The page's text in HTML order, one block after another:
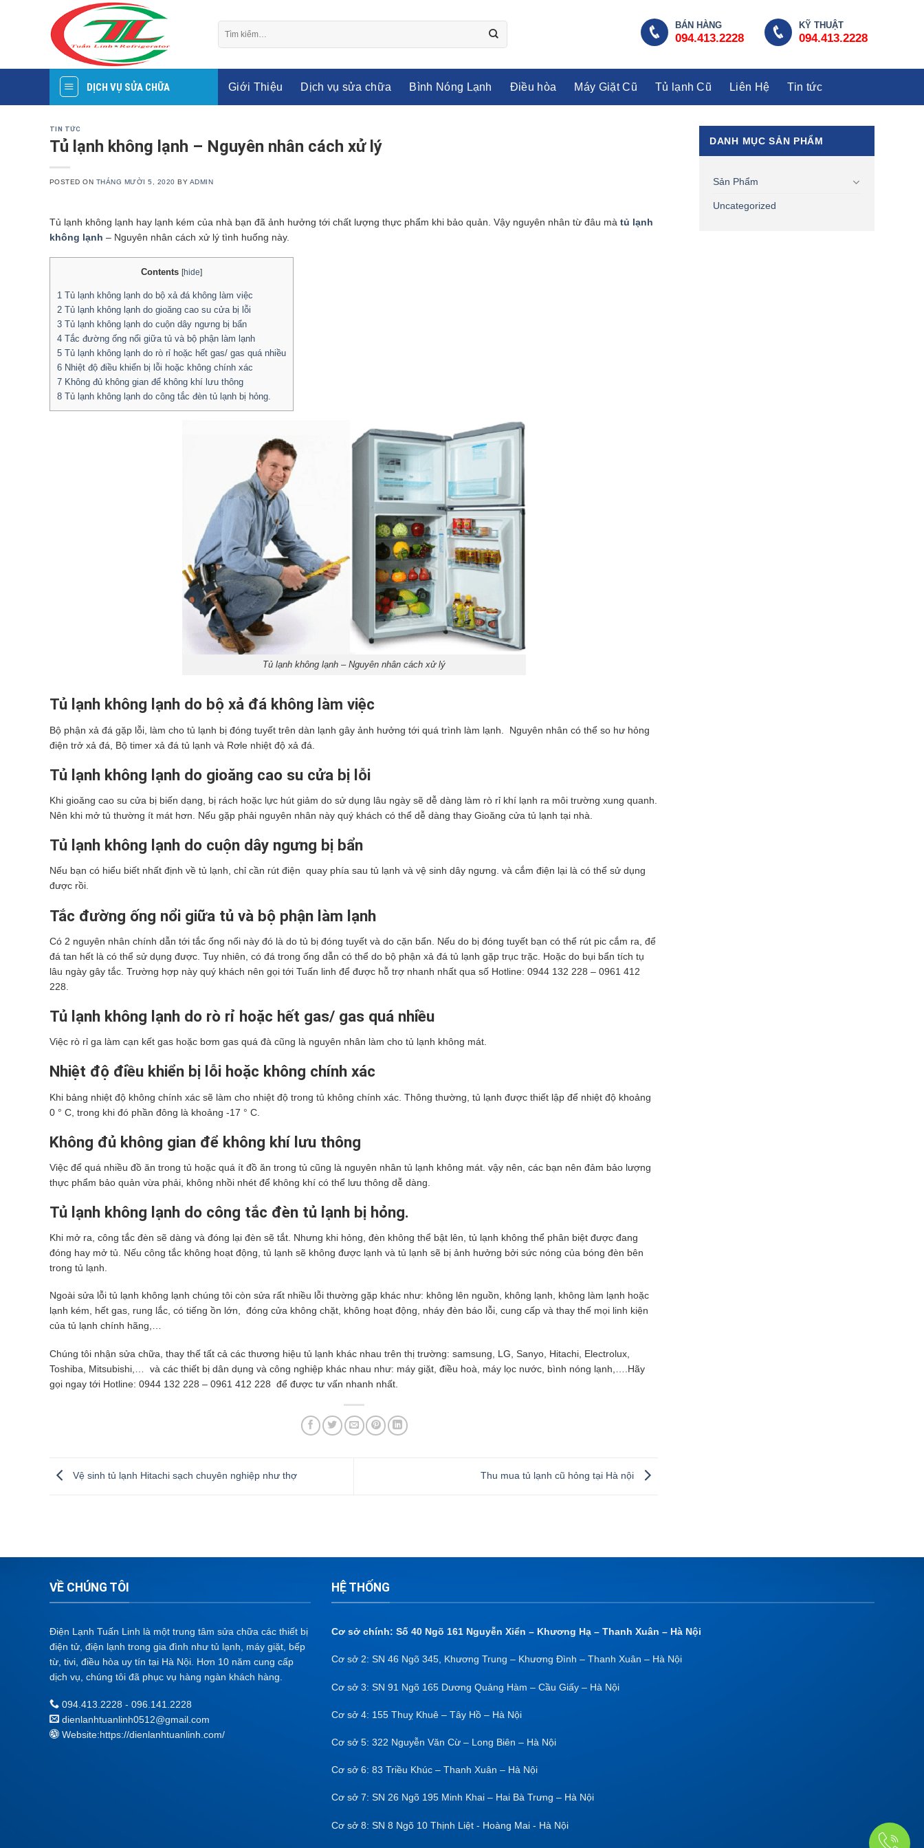
kiếm:
BÁN HÀNG
094.413.2228
KỸ THUẬT
094.413.2228
DỊCH VỤ SỬA CHỮA Giới Thiệu Dịch vụ sửa chữa Bình Nóng Lạnh Điều hòa Máy Giặt Cũ Tủ lạnh Cũ Liên Hệ Tin tức
TIN TỨC
Tủ lạnh không lạnh – Nguyên nhân cách xử lý
POSTED ON THÁNG MƯỜI 5, 2020 BY ADMIN
Tủ lạnh không lạnh hay lạnh kém của nhà bạn đã ảnh hưởng tới chất lượng thực phẩm khi bảo quản. Vậy nguyên nhân từ đâu mà tủ lạnh
không lạnh – Nguyên nhân cách xử lý tình huống này.
Contents [hide]
1 Tủ lạnh không lạnh do bộ xả đá không làm việc
2 Tủ lạnh không lạnh do gioăng cao su cửa bị lỗi
3 Tủ lạnh không lạnh do cuộn dây ngưng bị bẩn
4 Tắc đường ống nổi giữa tủ và bộ phận làm lạnh
5 Tủ lạnh không lạnh do rò rỉ hoặc hết gas/ gas quá nhiều
6 Nhiệt độ điều khiển bị lỗi hoặc không chính xác
7 Không đủ không gian để không khí lưu thông
8 Tủ lạnh không lạnh do công tắc đèn tủ lạnh bị hỏng.
Tủ lạnh không lạnh – Nguyên nhân cách xử lý
Tủ lạnh không lạnh do bộ xả đá không làm việc
Bộ phận xả đá gặp lỗi, làm cho tủ lạnh bị đóng tuyết trên dàn lạnh gây ảnh hưởng tới quá trình làm lạnh. Nguyên nhân có thể so hư hỏng
điện trở xả đá, Bộ timer xả đá tủ lạnh và Rơle nhiệt độ xả đá.
Tủ lạnh không lạnh do gioăng cao su cửa bị lỗi
Khi gioăng cao su cửa bị biến dạng, bị rách hoặc lực hút giảm do sử dụng lâu ngày sẽ dễ dàng làm rò rỉ khí lạnh ra môi trường xung quanh.
Nên khi mở tủ thường ít mát hơn. Nếu gặp phải nguyên nhân này quý khách có thể dễ dàng thay Gioăng cửa tủ lạnh tại nhà.
Tủ lạnh không lạnh do cuộn dây ngưng bị bẩn
Nếu bạn có hiểu biết nhất định về tủ lạnh, chỉ cần rút điện quay phía sau tủ lạnh và vệ sinh dây ngưng. và cắm điện lại là có thể sử dụng
được rồi.
Tắc đường ống nổi giữa tủ và bộ phận làm lạnh
Có 2 nguyên nhân chính dẫn tới tắc ống nối này đó là do tủ bị đóng tuyết và do cặn bẩn. Nếu do bị đóng tuyết bạn có thể rút pic cắm ra, để
đá tan hết là có thể sử dụng được. Tuy nhiên, có đá trong ống dẫn có thể do bộ phận xả đá tủ lạnh gặp trục trặc. Hoặc do bụi bẩn tích tụ
lâu ngày gây tắc. Trường hợp này quý khách nên gọi tới Tuấn linh để được hỗ trợ nhanh nhất qua số Hotline: 0944 132 228 – 0961 412
228.
Tủ lạnh không lạnh do rò rỉ hoặc hết gas/ gas quá nhiều
Việc rò rỉ ga làm cạn kết gas hoặc bơm gas quá đà cũng là nguyên nhân làm cho tủ lạnh không mát.
Nhiệt độ điều khiển bị lỗi hoặc không chính xác
Khi bảng nhiệt độ không chính xác sẽ làm cho nhiệt độ trong tủ không chính xác. Thông thường, tủ lạnh được thiết lập để nhiệt độ khoảng
0 ° C, trong khi đó phần đông là khoảng -17 ° C.
Không đủ không gian để không khí lưu thông
Việc để quá nhiều đồ ăn trong tủ hoặc quá ít đồ ăn trong tủ cũng là nguyên nhân tủ lạnh không mát. vậy nên, các bạn nên đảm bảo lượng
thực phẩm bảo quản vừa phải, không nhồi nhét để không khí có thể lưu thông dễ dàng.
Tủ lạnh không lạnh do công tắc đèn tủ lạnh bị hỏng.
Khi mở ra, công tắc đèn sẽ dàng và đóng lại đèn sẽ tắt. Nhưng khi hỏng, đèn không thể bật lên, tủ lạnh không thể phân biệt được đang
đóng hay mở tủ. Nếu công tắc không hoạt động, tủ lạnh sẽ không được lạnh và tủ lạnh sẽ bị ảnh hưởng bởi sức nóng của bóng đèn bên
trong tủ lạnh.
Ngoài sửa lỗi tủ lạnh không lạnh chúng tôi còn sửa rất nhiều lỗi thường gặp khác như: không lên nguồn, không lạnh, không làm lạnh hoặc
lạnh kém, hết gas, rung lắc, có tiếng ồn lớn, đóng cửa không chặt, không hoạt động, nháy đèn báo lỗi, cung cấp và thay thế mọi linh kiện
của tủ lạnh chính hãng,…
Chúng tôi nhận sửa chữa, thay thế tất cả các thương hiệu tủ lạnh khác nhau trên thị trường: samsung, LG, Sanyo, Hitachi, Electrolux,
Toshiba, Mitsubishi,… và các thiết bị dân dụng và công nghiệp khác nhau như: máy giặt, điều hoà, máy lọc nước, bình nóng lạnh,….Hãy
gọi ngay tới Hotline: 0944 132 228 – 0961 412 228 để được tư vấn nhanh nhất.
Vệ sinh tủ lạnh Hitachi sạch chuyên nghiệp như thợ Thu mua tủ lạnh cũ hỏng tại Hà nội
DANH MỤC SẢN PHẨM
Sản Phẩm
Uncategorized
VỀ CHÚNG TÔI
Điện Lạnh Tuấn Linh là một trung tâm sửa chữa các thiết bị
điện tử, điện lạnh trong gia đình như tủ lạnh, máy giặt, bếp
từ, tivi, điều hòa uy tín tại Hà Nội. Hơn 10 năm cung cấp
dịch vụ, chúng tôi đã phục vụ hàng ngàn khách hàng.
094.413.2228 - 096.141.2228
dienlanhtuanlinh0512@gmail.com
Website:https://dienlanhtuanlinh.com/
HỆ THỐNG
Cơ sở chính: Số 40 Ngõ 161 Nguyễn Xiển – Khương Hạ – Thanh Xuân – Hà Nội
Cơ sở 2: SN 46 Ngõ 345, Khương Trung – Khương Đình – Thanh Xuân – Hà Nội
Cơ sở 3: SN 91 Ngõ 165 Dương Quảng Hàm – Cầu Giấy – Hà Nội
Cơ sở 4: 155 Thuỵ Khuê – Tây Hồ – Hà Nội
Cơ sở 5: 322 Nguyễn Văn Cừ – Long Biên – Hà Nội
Cơ sở 6: 83 Triều Khúc – Thanh Xuân – Hà Nội
Cơ sở 7: SN 26 Ngõ 195 Minh Khai – Hai Bà Trưng – Hà Nội
Cơ sở 8: SN 8 Ngõ 10 Thịnh Liệt - Hoàng Mai - Hà Nội